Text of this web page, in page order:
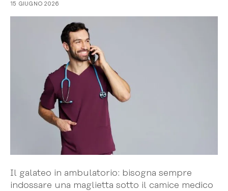
15 GIUGNO 2026
Il galateo in ambulatorio: bisogna sempre
indossare una maglietta sotto il camice medico